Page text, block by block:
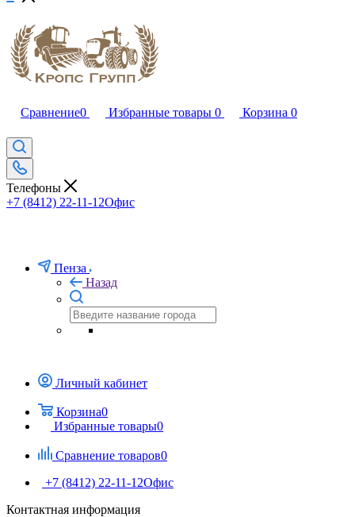
Сравнение0 Избранные товары 0 Корзина 0
Телефоны
+7 (8412) 22-11-12Офис
Пенза
Назад
Личный кабинет
Корзина0
Избранные товары0
Сравнение товаров0
+7 (8412) 22-11-12Офис
Контактная информация